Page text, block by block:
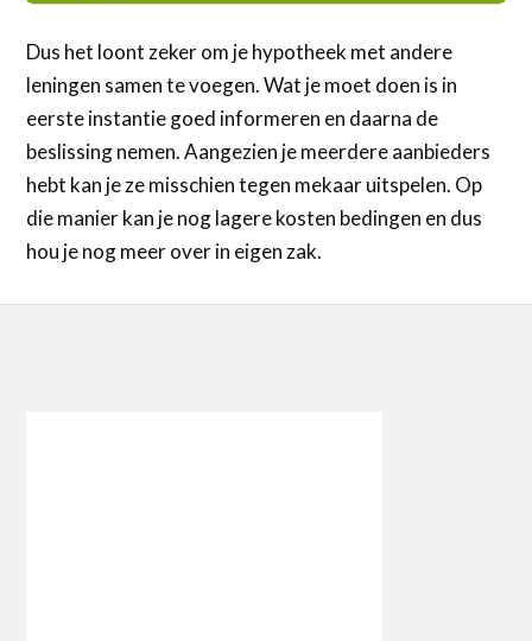
Dus het loont zeker om je hypotheek met andere
leningen samen te voegen. Wat je moet doen is in
eerste instantie goed informeren en daarna de
beslissing nemen. Aangezien je meerdere aanbieders
hebt kan je ze misschien tegen mekaar uitspelen. Op
die manier kan je nog lagere kosten bedingen en dus
hou je nog meer over in eigen zak.